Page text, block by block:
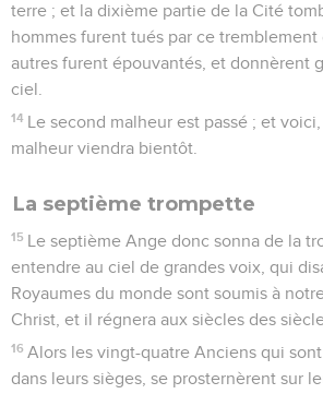
terre ; et la dixième partie de la Cité
hommes furent tués par ce tremblement
autres furent épouvantés, et donnèrent
ciel.
14 Le second malheur est passé ; et
malheur viendra bientôt.
La septième trompette
15 Le septième Ange donc sonna de la
entendre au ciel de grandes voix, qui
Royaumes du monde sont soumis à
Christ, et il régnera aux siècles des
16 Alors les vingt-quatre Anciens qui
dans leurs sièges, se prosternèrent sur